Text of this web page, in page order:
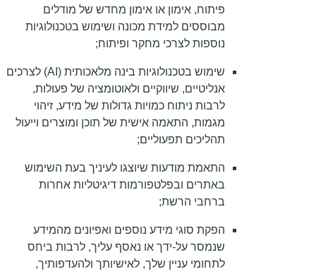
פיתוח, אימון או אימון מחדש של מודלים
מבוססים למידת מכונה ושימוש בטכנולוגיות
נוספות לצרכי מחקר ופיתוח;
שימוש בטכנולוגיות בינה מלאכותית (AI) לצרכים
אנליטיים, שיווקיים ולאוטומציה של פעולות,
לרבות ניתוח כמויות גדולות של מידע, זיהוי
מגמות, התאמה אישית של תוכן ומוצרים וייעול
תהליכים תפעוליים;
התאמת מודעות שיוצגו לעיניך בעת השימוש
באתרים ובפלטפורמות דיגיטליות אחרות
ברחבי הרשת;
הפקת סוגי מידע נוספים ואפיונים מהמידע
שנמסר על-ידך או נאסף עליך, לרבות ביחס
לתחומי עניין שלך, לאישיותך ולהעדפותיך,